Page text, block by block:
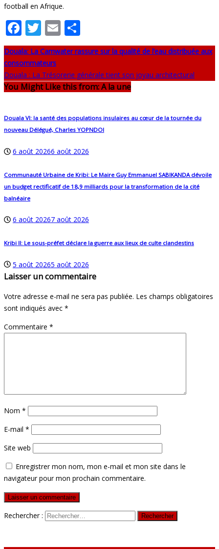
football en Afrique.
Facebook
Twitter
Email
Douala: La Camwater rassure sur la qualité de l’eau distribuée aux
consommateurs
Douala : La Trésorerie générale tient son joyau architectural
You Might Like this from: A la une
Douala VI: la santé des populations insulaires au cœur de la tournée du
nouveau Délégué, Charles YOPNDOI
6 août 20266 août 2026
Communauté Urbaine de Kribi: Le Maire Guy Emmanuel SABIKANDA dévoile
un budget rectificatif de 18,9 milliards pour la transformation de la cité
balnéaire
6 août 20267 août 2026
Kribi II: Le sous-préfet déclare la guerre aux lieux de culte clandestins
5 août 20265 août 2026
Laisser un commentaire
Votre adresse e-mail ne sera pas publiée. Les champs obligatoires
sont indiqués avec *
Commentaire *
Nom *
E-mail *
Site web
Enregistrer mon nom, mon e-mail et mon site dans le
navigateur pour mon prochain commentaire.
Rechercher :